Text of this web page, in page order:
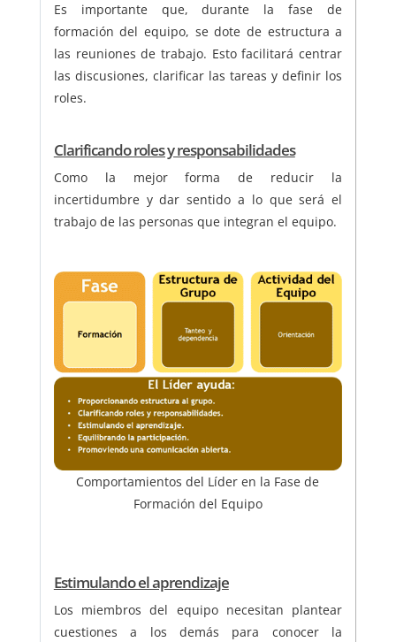
Es importante que, durante la fase de
formación del equipo, se dote de estructura a
las reuniones de trabajo. Esto facilitará centrar
las discusiones, clarificar las tareas y definir los
roles.
Clarificando roles y responsabilidades
Como la mejor forma de reducir la
incertidumbre y dar sentido a lo que será el
trabajo de las personas que integran el equipo.
Comportamientos del Líder en la Fase de
Formación del Equipo
Estimulando el aprendizaje
Los miembros del equipo necesitan plantear
cuestiones a los demás para conocer la